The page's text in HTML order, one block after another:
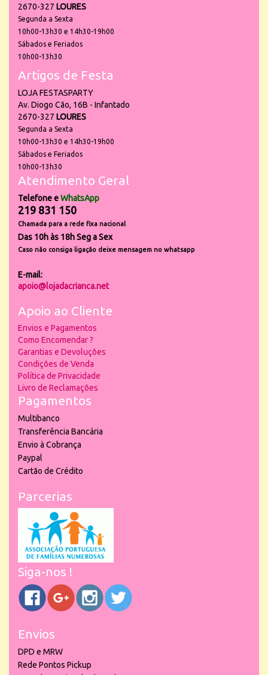
2670-327 LOURES
Segunda a Sexta
10h00-13h30 e 14h30-19h00
Sábados e Feriados
10h00-13h30
Artigos de Festa
LOJA FESTASPARTY
Av. Diogo Cão, 16B - Infantado
2670-327 LOURES
Segunda a Sexta
10h00-13h30 e 14h30-19h00
Sábados e Feriados
10h00-13h30
Atendimento Geral
Telefone eWhatsApp
219 831 150
Chamada para a rede fixa nacional
Das 10h às 18h Seg a Sex
Caso não consiga ligação deixe mensagem no whatsapp
E-mail:
apoio@lojadacrianca.net
Apoio ao Cliente
Envios e Pagamentos
Como Encomendar ?
Garantias e Devoluções
Condições de Venda
Política de Privacidade
Livro de Reclamações
Pagamentos
Multibanco
Transferência Bancária
Envio à Cobrança
Paypal
Cartão de Crédito
Parcerias
Siga-nos !
Envios
DPD e MRW
Rede Pontos Pickup